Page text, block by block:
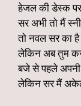
हेजल की डेस्क पर
सर अभी तो मैं
तो नवल सर का
लेकिन अब तुम
बजे से पहले अपनी
लेकिन सर मैं